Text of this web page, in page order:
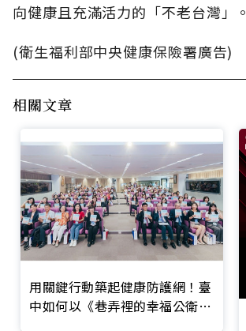
向健康且充滿活力的「不老台灣」。
(衛生福利部中央健康保險署廣告)
相關文章
用關鍵行動築起健康防護網！臺
中如何以《巷弄裡的幸福公衛》